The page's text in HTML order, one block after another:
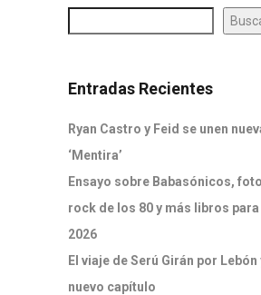
Entradas Recientes
Ryan Castro y Feid se unen
‘Mentira’
Ensayo sobre Babasónicos,
rock de los 80 y más libros para
2026
El viaje de Serú Girán por
nuevo capítulo